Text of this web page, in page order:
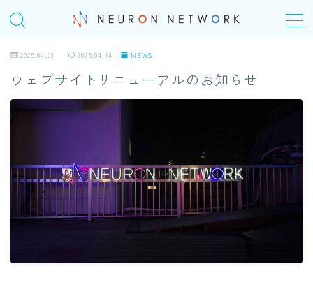
MENU
TOP
会社概要
＠Homeday
個人の成長シナリオ、キャリアパス
2025.04.01 2025.04.14 NEWS
ウェブサイトリニューアルのお知らせ